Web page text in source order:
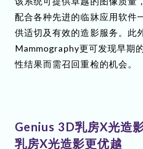
配合各种先进的临牀应用软件
供适切及有效的造影服务。此
Mammography更可发现早期
性结果而需召回重检的机会。
Genius 3D乳房X光造
乳房X光造影更优越